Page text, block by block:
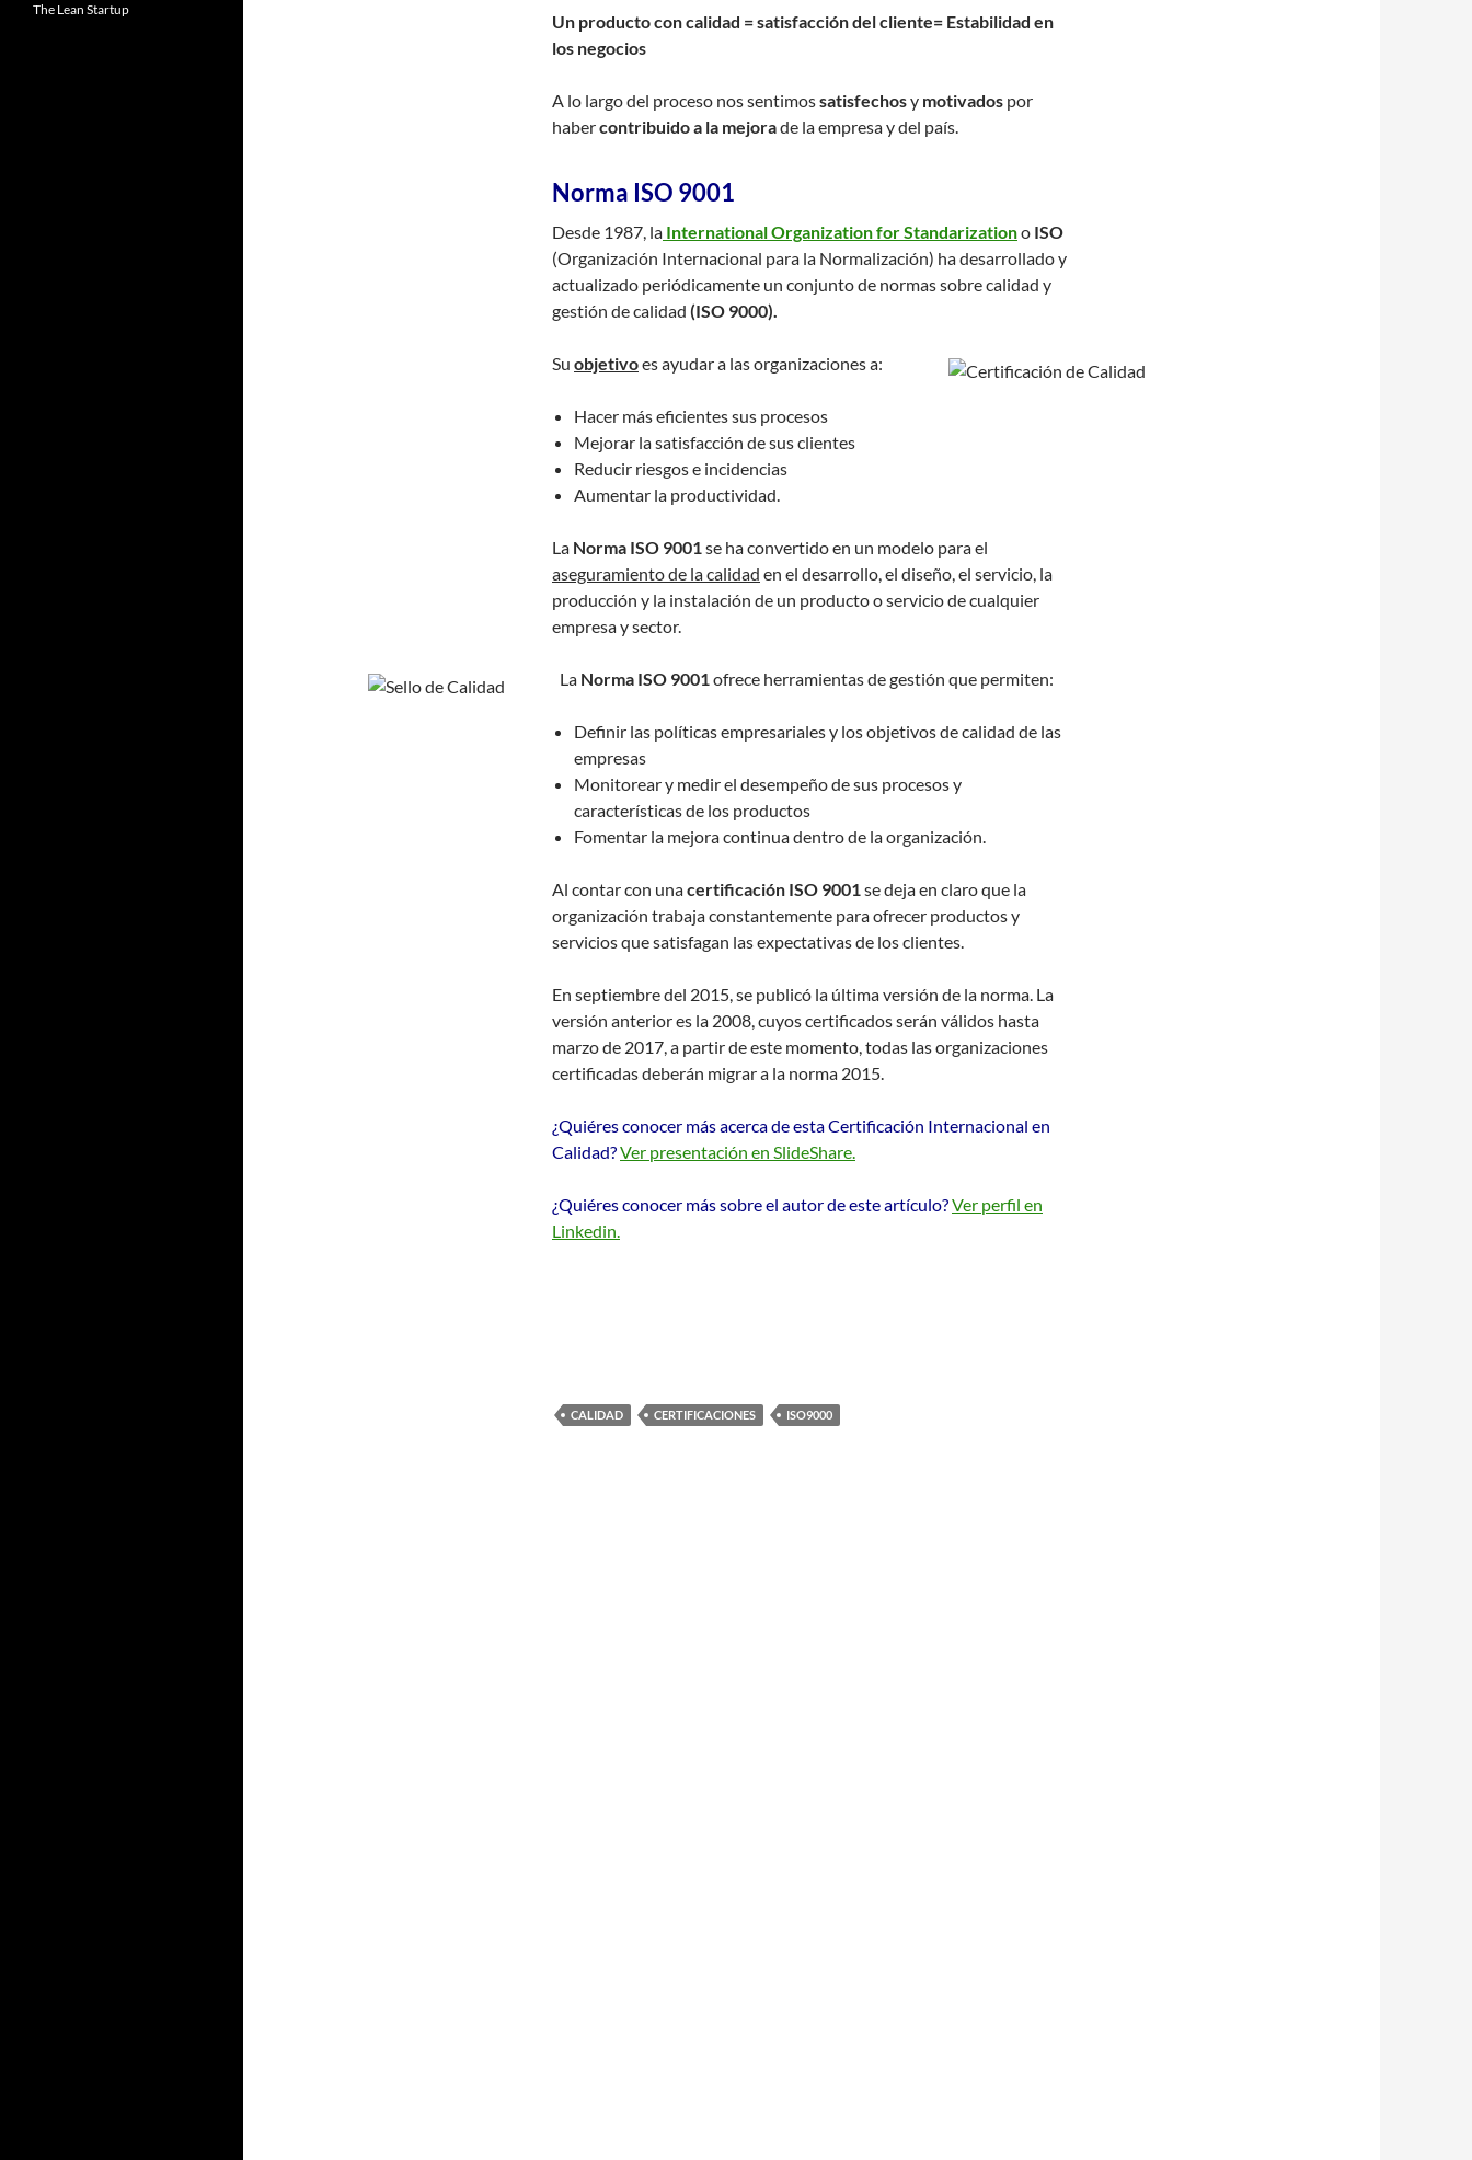
Un producto con calidad = satisfacción del cliente= Estabilidad en
los negocios
A lo largo del proceso nos sentimossatisfechosy motivados por
habercontribuido a la mejorade la empresa y del país.
Norma ISO 9001
Desde 1987, la International Organization for Standarizationo ISO
(Organización Internacional para la Normalización) ha desarrollado y
actualizado periódicamente un conjunto de normas sobre calidad y
gestión de calidad (ISO 9000).
Su objetivoes ayudar a las organizaciones a:
Hacer más eficientes sus procesos
Mejorar la satisfacción de sus clientes
Reducir riesgos e incidencias
Aumentar la productividad.
La Norma ISO 9001se ha convertido en un modelo para el
aseguramiento de lacalidad en el desarrollo, el diseño, el servicio, la
producción y la instalación de un producto o servicio de cualquier
empresa y sector.
La Norma ISO 9001ofrece herramientas de gestión que permiten:
Definir las políticas empresariales y los objetivos de calidad de las
empresas
Monitorear y medir el desempeño de sus procesos y
características de los productos
Fomentar la mejora continua dentro de la organización.
Al contar con unacertificación ISO 9001se deja en claro que la
organización trabaja constantemente para ofrecer productos y
servicios que satisfagan las expectativas de los clientes.
En septiembre del 2015, se publicó la última versión de la norma. La
versión anterior es la 2008, cuyos certificados serán válidos hasta
marzo de 2017, a partir de este momento, todas las organizaciones
certificadas deberán migrar a la norma 2015.
¿Quiéres conocer más acerca de esta Certificación Internacional en
Calidad?Ver presentación en SlideShare.
¿Quiéres conocer más sobre el autor de este artículo?Ver perfil en
Linkedin.
CALIDAD CERTIFICACIONES ISO9000
The Lean Startup